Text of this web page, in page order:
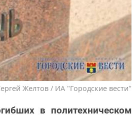
Желтов / ИА "Городские вести"
в политехническом